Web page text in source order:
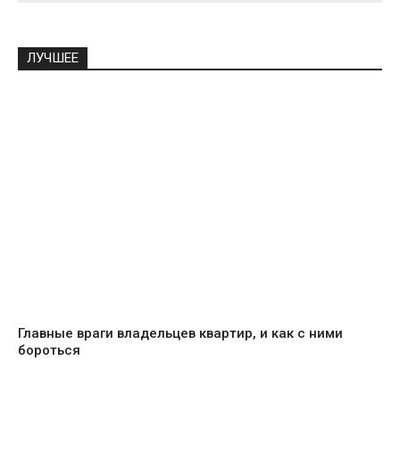
ЛУЧШЕЕ
Главные враги владельцев квартир, и как с ними
бороться